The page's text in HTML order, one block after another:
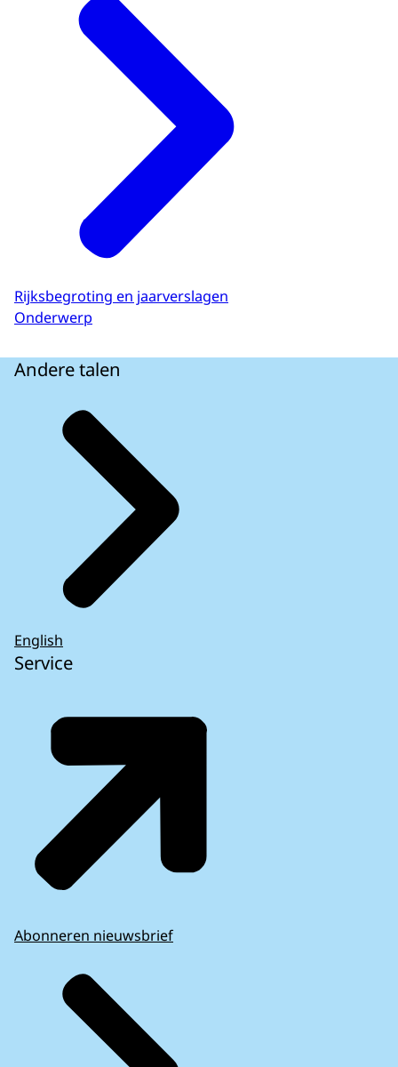
Rijksbegroting en jaarverslagen
Onderwerp
Andere talen
English
Service
Abonneren nieuwsbrief